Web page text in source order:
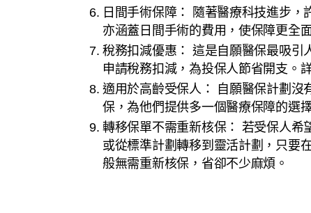
日間手術保障： 隨著醫療科技進步，
亦涵蓋日間手術的費用，使保障更全
稅務扣減優惠： 這是自願醫保最吸引
申請稅務扣減，為投保人節省開支。
適用於高齡受保人： 自願醫保計劃沒
保，為他們提供多一個醫療保障的選
轉移保單不需重新核保： 若受保人希
或從標準計劃轉移到靈活計劃，只要
般無需重新核保，省卻不少麻煩。